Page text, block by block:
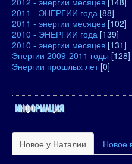
2011 - ЭНЕРГИИ года [88]
2011 - энергии месяцев [102]
2010 - ЭНЕРГИИ года [139]
2010 - энергии месяцев [131]
Энергии 2009-2011 годы [128]
Энергии прошлых лет [0]
ИНФОРМАЦИЯ
Новое у Наталии Новое